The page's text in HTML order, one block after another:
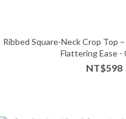
Ribbed Square-Neck Crop Top
Flattering Ease -
NT$598